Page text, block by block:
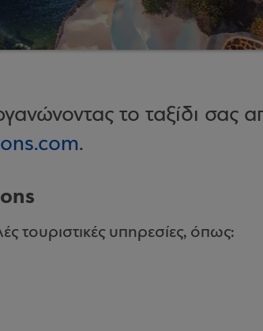
το ταξίδι σας
.
τουριστικές υπηρεσίες, όπως: